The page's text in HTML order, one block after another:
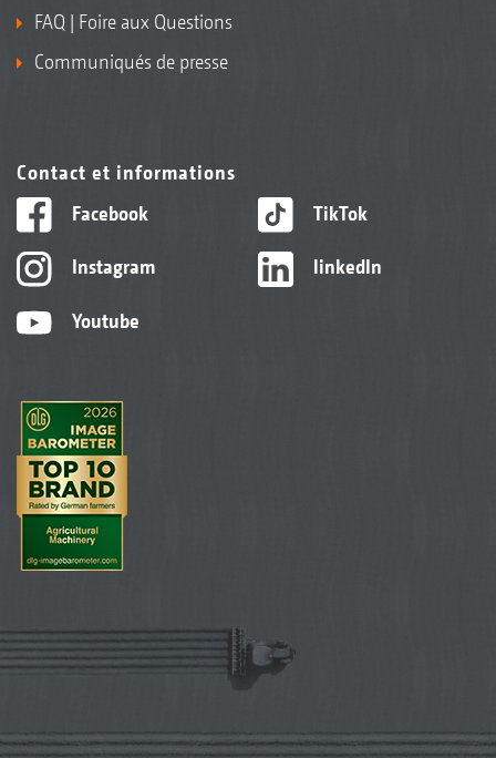
FAQ | Foire aux Questions
Communiqués de presse
Contact et informations
Facebook
Instagram
Youtube
TikTok
linkedIn